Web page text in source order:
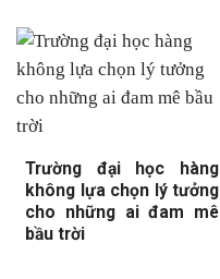
Trường đại học hàng
không lựa chọn lý tưởng
cho những ai đam mê
bầu trời